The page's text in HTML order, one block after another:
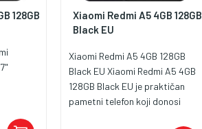
128GB
Xiaomi Redmi A5 4GB 128GB
Black EU
Xiaomi Redmi A5 4GB 128GB
Black EU Xiaomi Redmi A5 4GB
128GB Black EU je praktičan
pametni telefon koji donosi